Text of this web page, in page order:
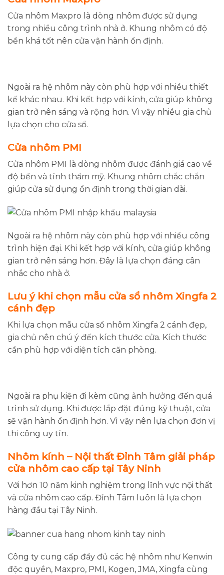
Cửa nhôm Maxpro là dòng nhôm được sử dụng
trong nhiều công trình nhà ở. Khung nhôm có độ
bền khá tốt nên cửa vận hành ổn định.
Ngoài ra hệ nhôm này còn phù hợp với nhiều thiết
kế khác nhau. Khi kết hợp với kính, cửa giúp không
gian trở nên sáng và rộng hơn. Vì vậy nhiều gia chủ
lựa chọn cho cửa sổ.
Cửa nhôm PMI
Cửa nhôm PMI là dòng nhôm được đánh giá cao về
độ bền và tính thẩm mỹ. Khung nhôm chắc chắn
giúp cửa sử dụng ổn định trong thời gian dài.
Ngoài ra hệ nhôm này còn phù hợp với nhiều công
trình hiện đại. Khi kết hợp với kính, cửa giúp không
gian trở nên sáng hơn. Đây là lựa chọn đáng cân
nhắc cho nhà ở.
Lưu ý khi chọn mẫu cửa sổ nhôm Xingfa 2
cánh đẹp
Khi lựa chọn mẫu cửa sổ nhôm Xingfa 2 cánh đẹp,
gia chủ nên chú ý đến kích thước cửa. Kích thước
cần phù hợp với diện tích căn phòng.
Ngoài ra phụ kiện đi kèm cũng ảnh hưởng đến quá
trình sử dụng. Khi được lắp đặt đúng kỹ thuật, cửa
sẽ vận hành ổn định hơn. Vì vậy nên lựa chọn đơn vị
thi công uy tín.
Nhôm kính – Nội thất Đỉnh Tâm giải pháp
cửa nhôm cao cấp tại Tây Ninh
Với hơn 10 năm kinh nghiệm trong lĩnh vực nội thất
và cửa nhôm cao cấp. Đỉnh Tâm luôn là lựa chọn
hàng đầu tại Tây Ninh.
Công ty cung cấp đầy đủ các hệ nhôm như Kenwin
độc quyền, Maxpro, PMI, Kogen, JMA, Xingfa cùng